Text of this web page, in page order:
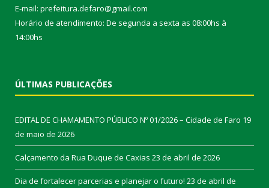
E-mail: prefeitura.defaro@gmail.com
Horário de atendimento: De segunda a sexta as 08:00hs à
14:00hs
ÚLTIMAS PUBLICAÇÕES
EDITAL DE CHAMAMENTO PÚBLICO Nº 01/2026 – Cidade de Faro 19
de maio de 2026
Calçamento da Rua Duque de Caxias 23 de abril de 2026
Dia de fortalecer parcerias e planejar o futuro! 23 de abril de